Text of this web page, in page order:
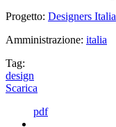
Progetto: Designers Italia
Amministrazione: italia
Tag:
design
Scarica
pdf